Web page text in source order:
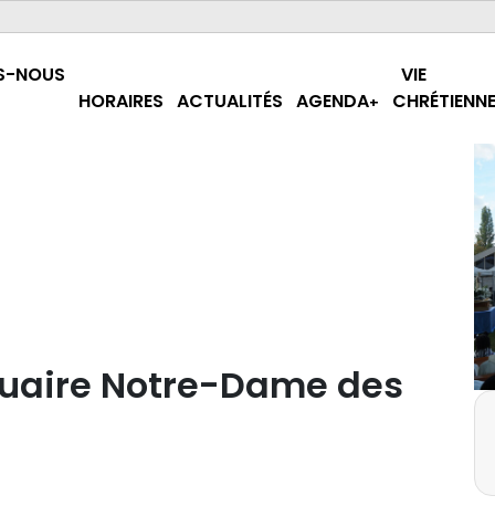
NOUS
HORAIRES ACTUALITÉS AGENDA
VIE
CHRÉTIENNE
Notre-Dame des